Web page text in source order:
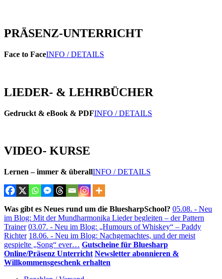
PRÄSENZ-UNTERRICHT
Face to FaceINFO / DETAILS
LIEDER- & LEHRBÜCHER
Gedruckt & eBook & PDFINFO / DETAILS
VIDEO- KURSE
Lernen – immer & überallINFO / DETAILS
Was gibt es Neues rund um die BluesharpSchool? 05.08. - Neu
im Blog: Mit der Mundharmonika Lieder begleiten – der Pattern
Trainer 03.07. - Neu im Blog: „Humours of Whiskey“ – Paddy
Richter 18.06. - Neu im Blog: Nachgemachtes, und der meist
gespielte „Song“ ever… Gutscheine für Bluesharp
Online/Präsenz Unterricht Newsletter abonnieren &
Willkommensgeschenk erhalten